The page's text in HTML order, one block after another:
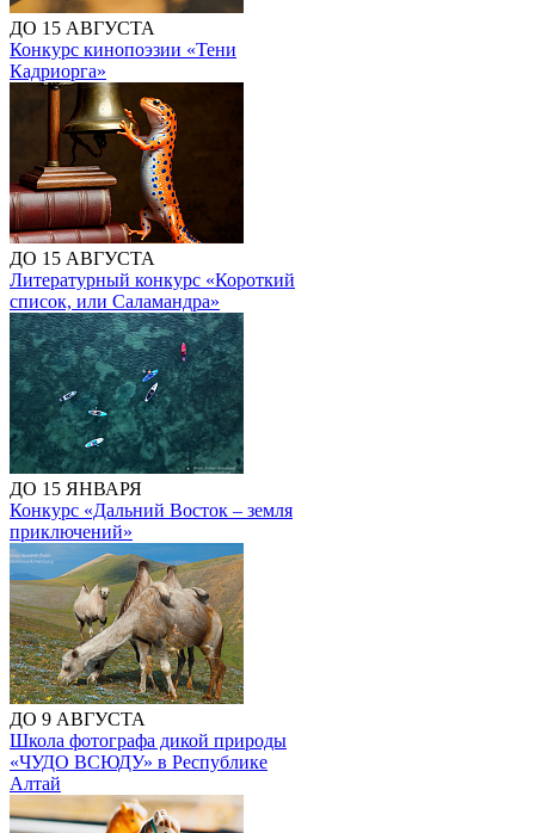
ДО 15 АВГУСТА
Конкурс кинопоэзии «Тени
Кадриорга»
ДО 15 АВГУСТА
Литературный конкурс «Короткий
список, или Саламандра»
ДО 15 ЯНВАРЯ
Конкурс «Дальний Восток – земля
приключений»
ДО 9 АВГУСТА
Школа фотографа дикой природы
«ЧУДО ВСЮДУ» в Республике
Алтай